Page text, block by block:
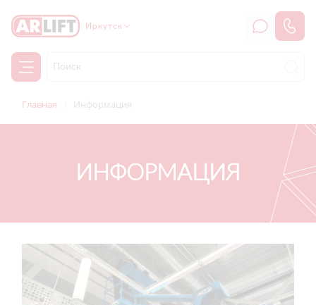
Иркутск
Главная Информация
ИНФОРМАЦИЯ